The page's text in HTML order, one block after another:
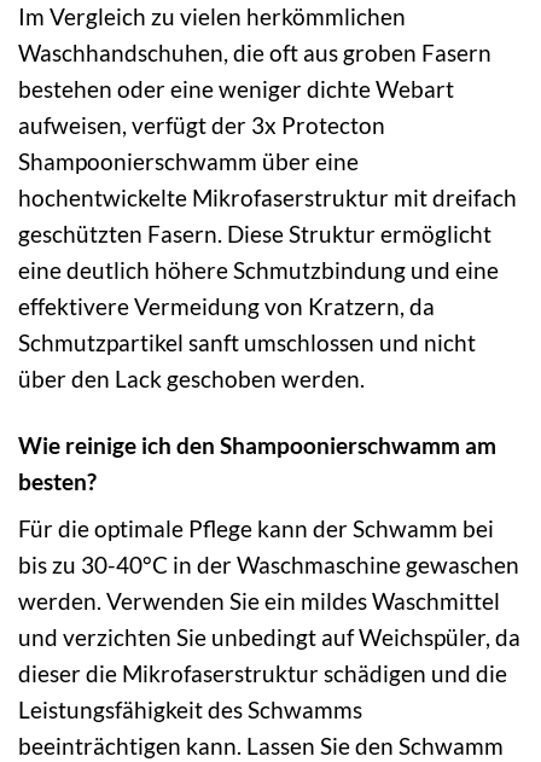
Im Vergleich zu vielen herkömmlichen
Waschhandschuhen, die oft aus groben Fasern
bestehen oder eine weniger dichte Webart
aufweisen, verfügt der 3x Protecton
Shampoonierschwamm über eine
hochentwickelte Mikrofaserstruktur mit dreifach
geschützten Fasern. Diese Struktur ermöglicht
eine deutlich höhere Schmutzbindung und eine
effektivere Vermeidung von Kratzern, da
Schmutzpartikel sanft umschlossen und nicht
über den Lack geschoben werden.
Wie reinige ich den Shampoonierschwamm am
besten?
Für die optimale Pflege kann der Schwamm bei
bis zu 30-40°C in der Waschmaschine gewaschen
werden. Verwenden Sie ein mildes Waschmittel
und verzichten Sie unbedingt auf Weichspüler, da
dieser die Mikrofaserstruktur schädigen und die
Leistungsfähigkeit des Schwamms
beeinträchtigen kann. Lassen Sie den Schwamm